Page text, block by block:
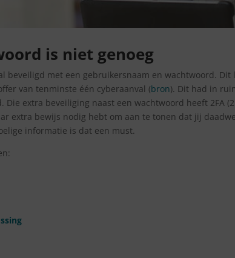
is niet genoeg
met een gebruikersnaam en wachtwoord.
van tenminste één cyberaanval (bron). Dit had in
extra beveiliging naast een wachtwoord heeft 2FA
extra bewijs nodig hebt om aan te tonen dat jij
informatie is dat een must.